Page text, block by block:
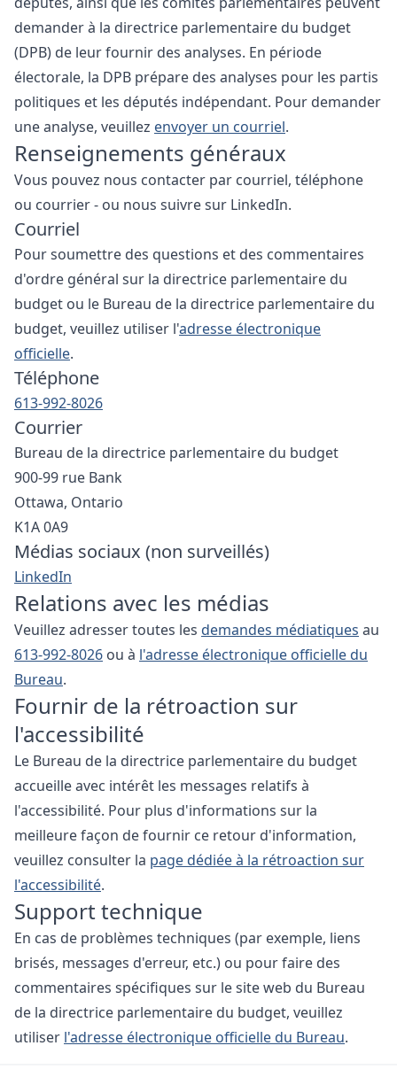
demander à la directrice parlementaire du budget
(DPB) de leur fournir des analyses. En période
électorale, la DPB prépare des analyses pour les partis
politiques et les députés indépendant. Pour demander
une analyse, veuillez envoyer un courriel.
Renseignements généraux
Vous pouvez nous contacter par courriel, téléphone
ou courrier - ou nous suivre sur LinkedIn.
Courriel
Pour soumettre des questions et des commentaires
d'ordre général sur la directrice parlementaire du
budget ou le Bureau de la directrice parlementaire du
budget, veuillez utiliser l'adresse électronique
officielle.
Téléphone
613-992-8026
Courrier
Bureau de la directrice parlementaire du budget
900-99 rue Bank
Ottawa, Ontario
K1A 0A9
Médias sociaux (non surveillés)
LinkedIn
Relations avec les médias
Veuillez adresser toutes les demandes médiatiques au
613-992-8026 ou à l'adresse électronique officielle du
Bureau.
Fournir de la rétroaction sur
l'accessibilité
Le Bureau de la directrice parlementaire du budget
accueille avec intérêt les messages relatifs à
l'accessibilité. Pour plus d'informations sur la
meilleure façon de fournir ce retour d'information,
veuillez consulter la page dédiée à la rétroaction sur
l'accessibilité.
Support technique
En cas de problèmes techniques (par exemple, liens
brisés, messages d'erreur, etc.) ou pour faire des
commentaires spécifiques sur le site web du Bureau
de la directrice parlementaire du budget, veuillez
utiliser l'adresse électronique officielle du Bureau.